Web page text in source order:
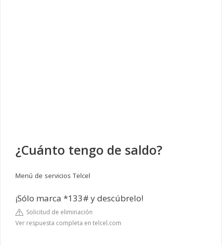
¿Cuánto tengo de saldo?
Menú de servicios Telcel
¡Sólo marca *133# y descúbrelo!
Solicitud de eliminación
Ver respuesta completa en telcel.com